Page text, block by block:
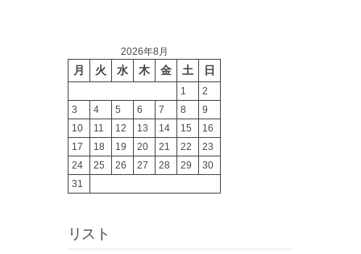
2026年8月
月 火 水 木 金 土 日
1
2
3
4 5 6 7 8
9
10
11 12 13 14 15
16
17
18 19 20 21 22
23
24
25 26 27 28 29
30
31
リスト